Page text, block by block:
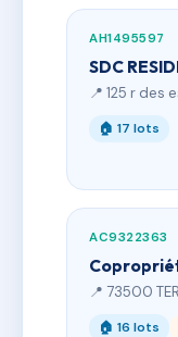
AH1495597
SDC
📍 125 r des
🏠 17 lots
AC9322363
📍 73500
🏠 16 lots